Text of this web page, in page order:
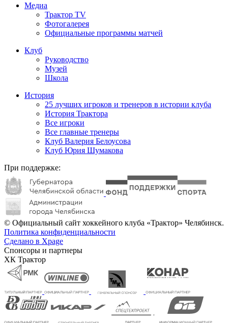
Медиа
Трактор TV
Фотогалерея
Официальные программы матчей
Клуб
Руководство
Музей
Школа
История
25 лучших игроков и тренеров в истории клуба
История Трактора
Все игроки
Все главные тренеры
Клуб Валерия Белоусова
Клуб Юрия Шумакова
При поддержке:
© Официальный сайт хоккейного клуба «Трактор» Челябинск.
Политика конфиденциальности
Сделано в Xpage
Спонсоры и партнеры
ХК Трактор